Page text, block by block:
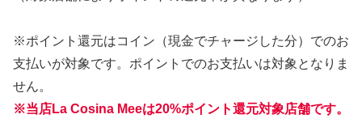
※ポイント還元はコイン（現金でチャージした分）でのお
支払いが対象です。ポイントでのお支払いは対象となりま
せん。
※当店La Cosina Meeは20%ポイント還元対象店舗です。